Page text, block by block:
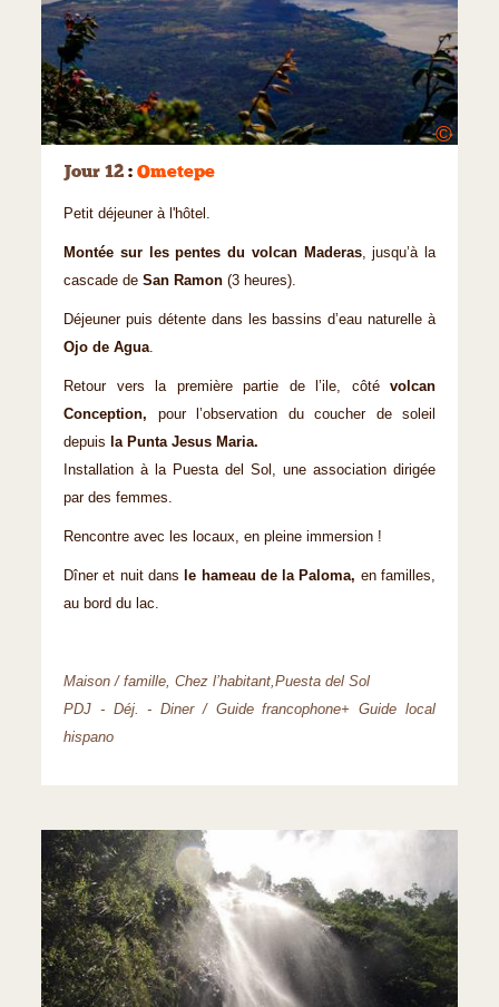
©
Jour 12 : Ometepe
Petit déjeuner à l'hôtel.
Montée sur les pentes du volcan Maderas, jusqu’à la
cascade de San Ramon (3 heures).
Déjeuner puis détente dans les bassins d’eau naturelle à
Ojo de Agua.
Retour vers la première partie de l’ile, côté volcan
Conception, pour l’observation du coucher de soleil
depuis
la Punta Jesus Maria.
Installation à la Puesta del Sol, une association dirigée
par des femmes.
Rencontre avec les locaux, en pleine immersion !
Dîner et nuit dans le hameau de la Paloma, en familles,
au bord du lac.
Maison / famille, Chez l’habitant,Puesta del Sol
PDJ - Déj. - Diner / Guide francophone+ Guide local
hispano